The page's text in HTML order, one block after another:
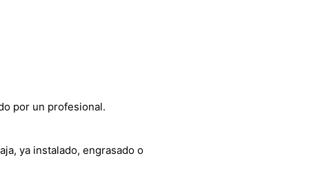
por un profesional.
ya instalado, engrasado o